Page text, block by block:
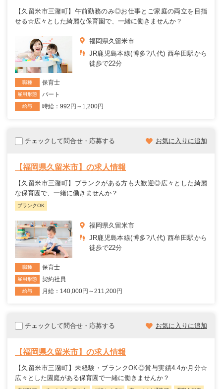
【久留米市三潴町】午前勤務のみ◎お仕事とご家庭の両立を目指
せる☆広々とした綺麗な保育園で、一緒に働きませんか？
福岡県久留米市
JR鹿児島本線(博多?八代) 西牟田駅から
徒歩で22分
職種 保育士
雇用形態 パート
給与 時給：992円～1,200円
チェックして問合せ・応募する お気に入りに追加
【福岡県久留米市】の求人情報
【久留米市三潴町】ブランクがある方も大歓迎◎広々とした綺麗
な保育園で、一緒に働きませんか？
ブランクOK
福岡県久留米市
JR鹿児島本線(博多?八代) 西牟田駅から
徒歩で22分
職種 保育士
雇用形態 契約社員
給与 月給：140,000円～211,200円
チェックして問合せ・応募する お気に入りに追加
【福岡県久留米市】の求人情報
【久留米市三潴町】未経験・ブランクOK◎賞与実績4.4か月分☆
広々とした園庭がある保育園で一緒に働きませんか？